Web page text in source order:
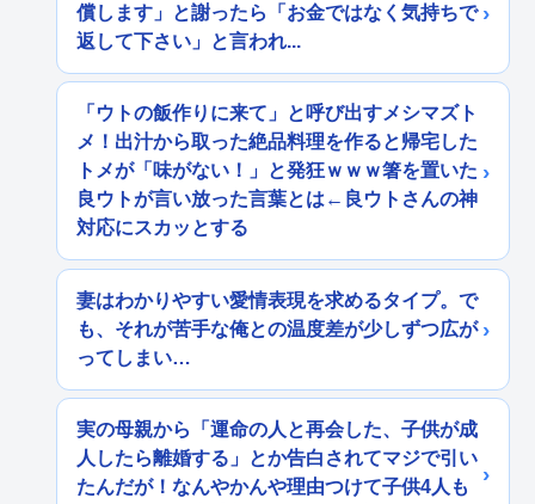
償します」と謝ったら「お金ではなく気持ちで
返して下さい」と言われ...
「ウトの飯作りに来て」と呼び出すメシマズト
メ！出汁から取った絶品料理を作ると帰宅した
トメが「味がない！」と発狂ｗｗｗ箸を置いた
良ウトが言い放った言葉とは←良ウトさんの神
対応にスカッとする
妻はわかりやすい愛情表現を求めるタイプ。で
も、それが苦手な俺との温度差が少しずつ広が
ってしまい…
実の母親から「運命の人と再会した、子供が成
人したら離婚する」とか告白されてマジで引い
たんだが！なんやかんや理由つけて子供4人も